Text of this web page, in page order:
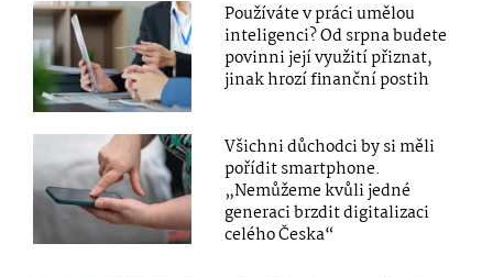
Používáte v práci umělou
inteligenci? Od srpna budete
povinni její využití přiznat,
jinak hrozí finanční postih
Všichni důchodci by si měli
pořídit smartphone.
„Nemůžeme kvůli jedné
generaci brzdit digitalizaci
celého Česka“